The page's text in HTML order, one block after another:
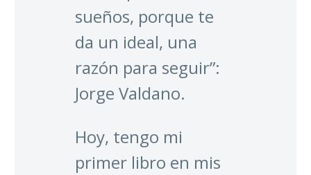
sueños, porque te
da un ideal, una
razón para seguir”:
Jorge Valdano.
Hoy, tengo mi
primer libro en mis